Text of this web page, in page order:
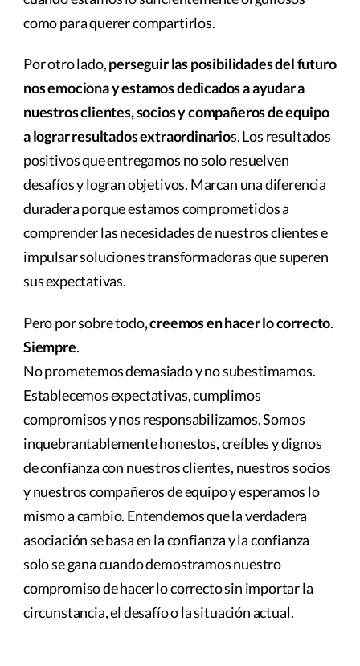
como para querer compartirlos.
Por otro lado,perseguir las posibilidades del futuro
nos emociona y estamos dedicados a ayudar a
nuestros clientes, socios y compañeros de equipo
a lograr resultados extraordinarios. Los resultados
positivos que entregamos no solo resuelven
desafíos y logran objetivos. Marcan una diferencia
duradera porque estamos comprometidos a
comprender las necesidades de nuestros clientes e
impulsar soluciones transformadoras que superen
sus expectativas.
Pero por sobre todo, creemos en hacer lo correcto.
Siempre.
No prometemos demasiado y no subestimamos.
Establecemos expectativas, cumplimos
compromisos y nos responsabilizamos. Somos
inquebrantablemente honestos, creíbles y dignos
de confianza con nuestros clientes, nuestros socios
y nuestros compañeros de equipo y esperamos lo
mismo a cambio. Entendemos que la verdadera
asociación se basa en la confianza y la confianza
solo se gana cuando demostramos nuestro
compromiso de hacer lo correcto sin importar la
circunstancia, el desafío o la situación actual.